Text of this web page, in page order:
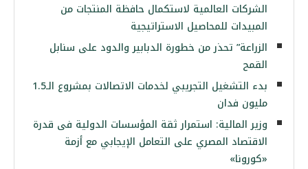
الشركات العالمية لاستكمال حافظة المنتجات من
المبيدات للمحاصيل الاستراتيجية
الزراعة” تحذر من خطورة الدبابير والدود على سنابل
القمح
بدء التشغيل التجريبي لخدمات الاتصالات بمشروع الـ1.5
مليون فدان
وزير المالية: استمرار ثقة المؤسسات الدولية فى قدرة
الاقتصاد المصري على التعامل الإيجابي مع أزمة
«كورونا»